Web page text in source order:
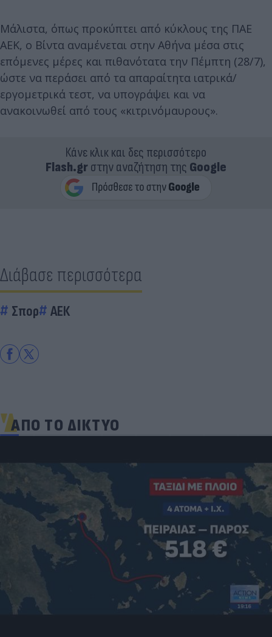
Μάλιστα, όπως προκύπτει από κύκλους της ΠΑΕ
ΑΕΚ, ο Βίντα αναμένεται στην Αθήνα μέσα στις
επόμενες μέρες και πιθανότατα την Πέμπτη (28/7),
ώστε να περάσει από τα απαραίτητα ιατρικά/
εργομετρικά τεστ, να υπογράψει και να
ανακοινωθεί από τους «κιτρινόμαυρους».
Κάνε κλικ και δες περισσότερο
Flash.grστην αναζήτηση της Google
Διάβασε περισσότερα
Σπορ ΑΕΚ
ΑΠΟ ΤΟ ΔΙΚΤΥΟ
Τουρκία: Μετά το... φρένο για τα F-35 έρχονται
στο επίκεντρο τα Eurofighter